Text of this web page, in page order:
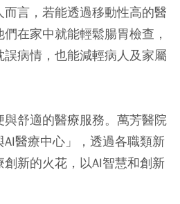
言，若能透過移動性高的醫
在家中就能輕鬆腸胃檢查，
病情，也能減輕病人及家屬
舒適的醫療服務。萬芳醫院
醫療中心」，透過各職類新
新的火花，以AI智慧和創新